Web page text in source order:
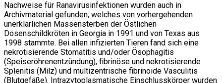
Nachweise für Ranavirusinfektionen wurden auch in
Archivmaterial gefunden, welches von vorhergehenden
unerklärlichen Massensterben der Östlichen
Dosenschildkröten in Georgia in 1991 und von Texas aus
1998 stammte. Bei allen infizierten Tieren fand sich eine
nekrotisierende Stomatitis und/oder Ösophagitis
(Speiseröhrenentzündung), fibrinöse und nekrotisierende
Splenitis (Milz) und multizentrische fibrinoide Vasculitis
(Blutgefäße). Intrazytoplasmatische Einschlusskörper wurden